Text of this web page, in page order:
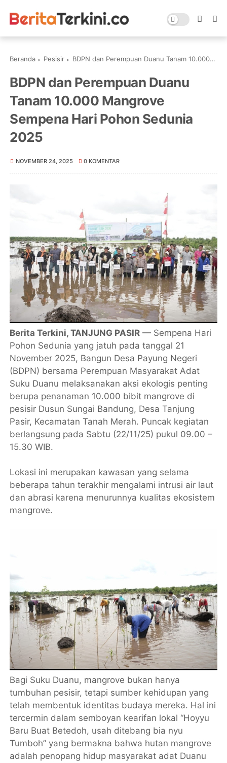
Beranda Pesisir BDPN dan Perempuan Duanu Tanam 10.000 Mangrove Sempena Hari Pohon Sedunia 2025
BDPN dan Perempuan Duanu
Tanam 10.000 Mangrove
Sempena Hari Pohon Sedunia
2025
NOVEMBER 24, 2025 0 KOMENTAR
Berita Terkini, TANJUNG PASIR — Sempena Hari
Pohon Sedunia yang jatuh pada tanggal 21
November 2025, Bangun Desa Payung Negeri
(BDPN) bersama Perempuan Masyarakat Adat
Suku Duanu melaksanakan aksi ekologis penting
berupa penanaman 10.000 bibit mangrove di
pesisir Dusun Sungai Bandung, Desa Tanjung
Pasir, Kecamatan Tanah Merah. Puncak kegiatan
berlangsung pada Sabtu (22/11/25) pukul 09.00 –
15.30 WIB.
Lokasi ini merupakan kawasan yang selama
beberapa tahun terakhir mengalami intrusi air laut
dan abrasi karena menurunnya kualitas ekosistem
mangrove.
Bagi Suku Duanu, mangrove bukan hanya
tumbuhan pesisir, tetapi sumber kehidupan yang
telah membentuk identitas budaya mereka. Hal ini
tercermin dalam semboyan kearifan lokal “Hoyyu
Baru Buat Betedoh, usah ditebang bia nyu
Tumboh” yang bermakna bahwa hutan mangrove
adalah penopang hidup masyarakat adat Duanu